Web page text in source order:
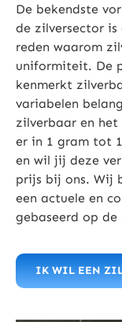
De bekendste
de zilversector
reden waarom
uniformiteit. De
kenmerkt
variabelen
zilverbaar en
er in 1 gram tot
en wil jij deze
prijs bij ons. Wij
een actuele en
gebaseerd op
IK WIL EEN